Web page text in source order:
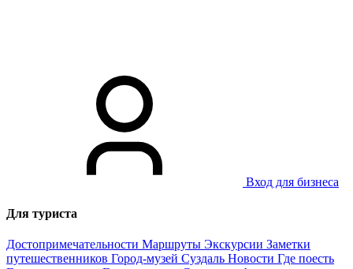
Вход для бизнеса
Для туриста
Достопримечательности Маршруты Экскурсии Заметки
путешественников Город-музей Суздаль Новости Где поесть